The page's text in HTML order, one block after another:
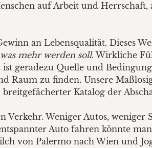
auf Arbeit und
an Lebensqualität. Dieses
mehr werden soll. Wirkliche
ist geradezu Quelle und
Raum zu finden. Unsere
Katalog der
Weniger Autos, weniger
Auto fahren könnte
von Palermo nach Wien und